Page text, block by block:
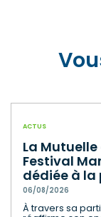
ACTUS
La
Festival
dédiée à
06/08/2026
À travers sa